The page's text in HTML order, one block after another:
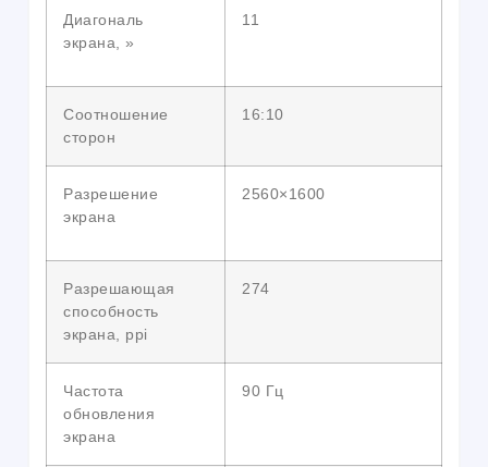
Диагональ
экрана, »
11
Соотношение
сторон
16:10
Разрешение
экрана
2560×1600
Разрешающая
способность
экрана, ppi
274
Частота
обновления
экрана
90 Гц